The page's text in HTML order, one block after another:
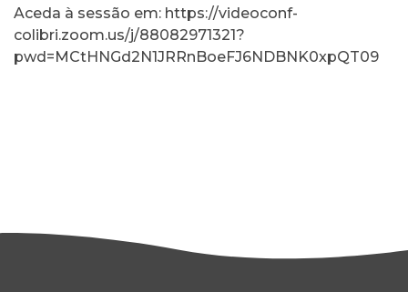
Aceda à sessão em: https://videoconf-
colibri.zoom.us/j/88082971321?
pwd=MCtHNGd2N1JRRnBoeFJ6NDBNK0xpQT09